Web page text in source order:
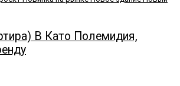
В Като Полемидия,